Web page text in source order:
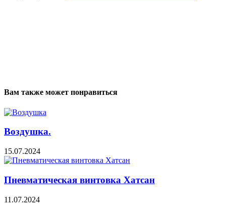
Вам также может понравиться
Воздушка.
15.07.2024
Пневматическая винтовка Хатсан
11.07.2024